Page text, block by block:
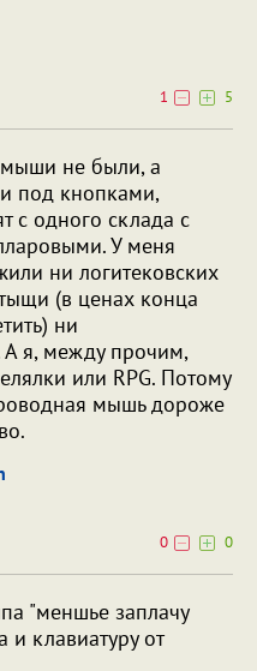
1
5
не были, а
под кнопками,
с одного склада с
У меня
ни логитековских
(в ценах конца
ни
А я, между прочим,
или RPG. Потому
мышь дороже
0
0
"меншье заплачу
клавиатуру от